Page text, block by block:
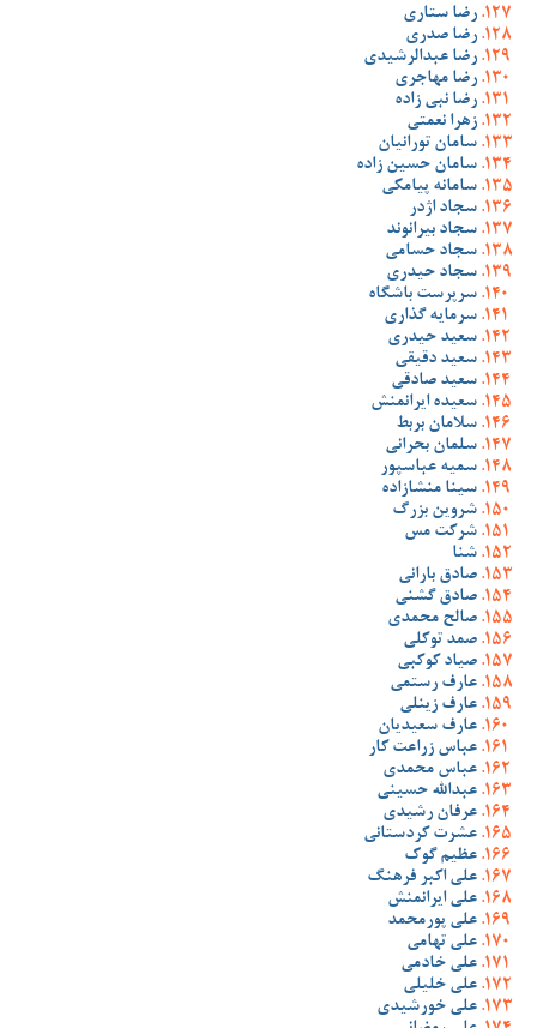
رضا ستاری
رضا صدری
رضا عبدالرشیدی
رضا مهاجری
رضا نبی زاده
زهرا نعمتی
سامان تورانیان
سامان حسین زاده
سامانه پیامکی
سجاد اژدر
سجاد بیرانوند
سجاد حسامی
سجاد حیدری
سرپرست باشگاه
سرمایه گذاری
سعید حیدری
سعید دقیقی
سعید صادقی
سعیده ایرانمنش
سلامان بربط
سلمان بحرانی
سمیه عباسپور
سینا منشازاده
شروین بزرگ
شرکت مس
شنا
صادق بارانی
صادق گشنی
صالح محمدی
صمد توکلی
صیاد کوکبی
عارف رستمی
عارف زینلی
عارف سعیدیان
عباس زراعت کار
عباس محمدی
عبدالله حسینی
عرفان رشیدی
عشرت کردستانی
عظیم گوک
علی اکبر فرهنگ
علی ایرانمنش
علی پورمحمد
علی تهامی
علی خادمی
علی خلیلی
علی خورشیدی